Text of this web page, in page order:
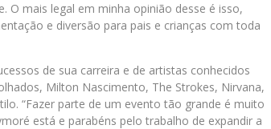
O mais legal em minha opinião desse é isso,
e diversão para pais e crianças com toda
de sua carreira e de artistas conhecidos
Milton Nascimento, The Strokes, Nirvana,
“Fazer parte de um evento tão grande é muito
está e parabéns pelo trabalho de expandir a